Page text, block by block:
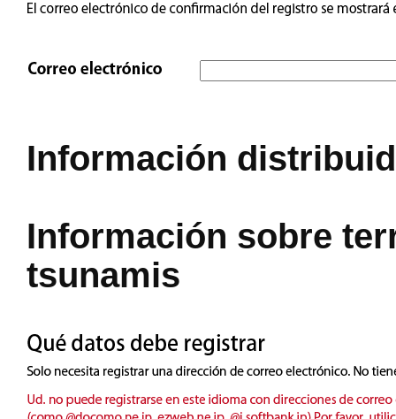
Información
Información sobre
tsunamis